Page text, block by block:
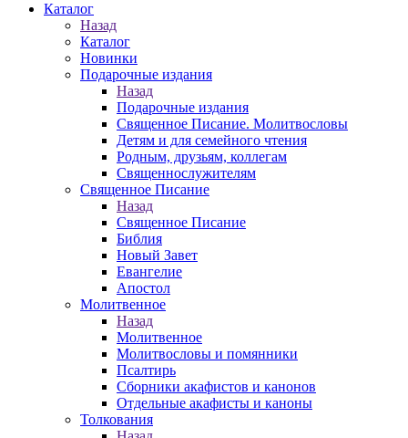
Каталог
Назад
Каталог
Новинки
Подарочные издания
Назад
Подарочные издания
Священное Писание. Молитвословы
Детям и для семейного чтения
Родным, друзьям, коллегам
Священнослужителям
Священное Писание
Назад
Священное Писание
Библия
Новый Завет
Евангелие
Апостол
Молитвенное
Назад
Молитвенное
Молитвословы и помянники
Псалтирь
Сборники акафистов и канонов
Отдельные акафисты и каноны
Толкования